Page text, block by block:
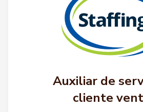
Auxiliar de
cliente